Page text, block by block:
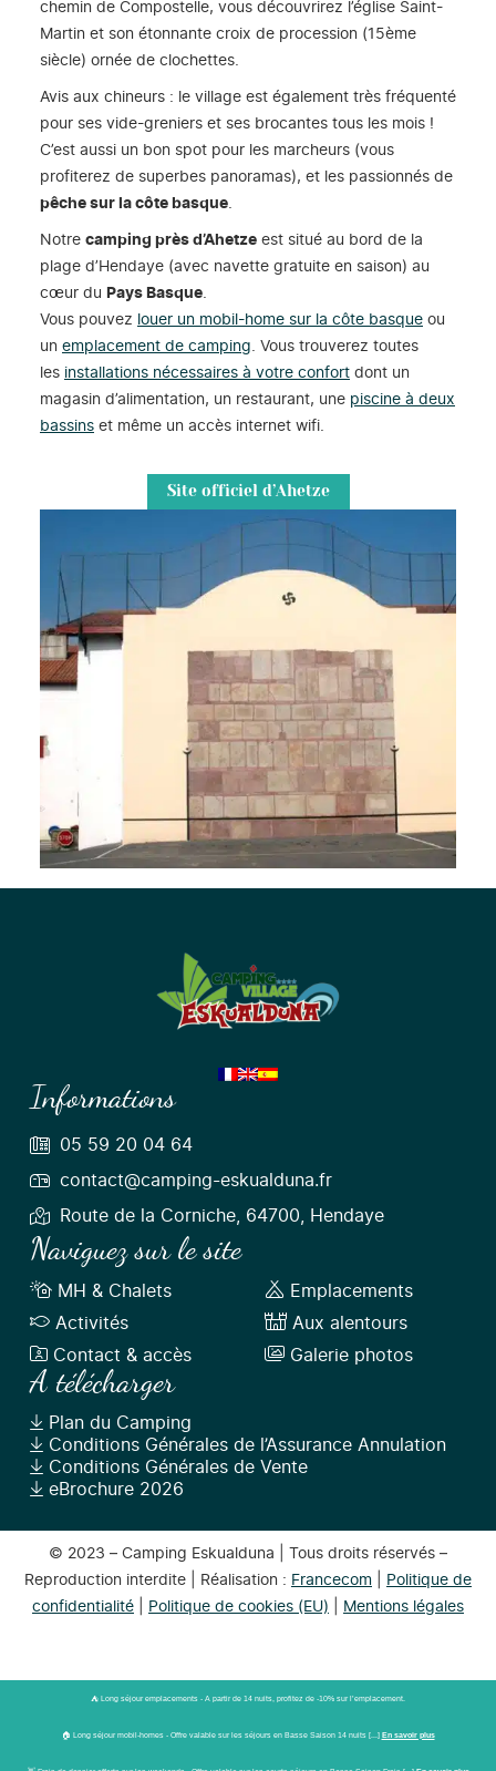
chemin de Compostelle, vous découvrirez l’église Saint-
Martin et son étonnante croix de procession (15ème
siècle) ornée de clochettes.
Avis aux chineurs : le village est également très fréquenté
pour ses vide-greniers et ses brocantes tous les mois !
C’est aussi un bon spot pour les marcheurs (vous
profiterez de superbes panoramas), et les passionnés de
pêche sur la côte basque
Notre camping près d’Ahetze est situé au bord de la
plage d’Hendaye (avec navette gratuite en saison) au
cœur du Pays Basque
Vous pouvez louer un mobil-home sur la côte basque ou
un emplacement de camping . Vous trouverez toutes
les installations nécessaires à votre confort dont un
magasin d’alimentation, un restaurant, une piscine à deux
bassins et même un accès internet wifi.
Site officiel d’Ahetze
Informations
05 59 20 04 64
contact@camping-eskualduna.fr
Route de la Corniche, 64700, Hendaye
Naviguez sur le site
MH & Chalets
Emplacements
Activités
Aux alentours
Contact & accès
Galerie photos
A télécharger
Plan du Camping
Conditions Générales de l’Assurance Annulation
Conditions Générales de Vente
eBrochure 2026
© 2023 – Camping Eskualduna | Tous droits réservés –
Reproduction interdite | Réalisation : Francecom
Politique de
confidentialité
Politique de cookies (EU) Mentions légales
⛺ Long séjour emplacements - A partir de 14 nuits, profitez de -10% sur l’emplacement.
🏠 Long séjour mobil-homes - Offre valable sur les séjours en Basse Saison 14 nuits [...] En savoir plus